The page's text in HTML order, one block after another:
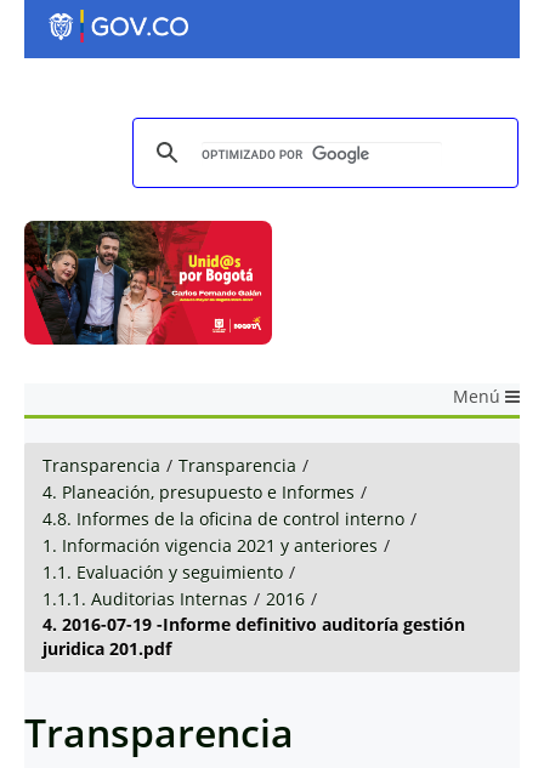
Menú
Transparencia / Transparencia /
4. Planeación, presupuesto e Informes /
4.8. Informes de la oficina de control interno /
1. Información vigencia 2021 y anteriores /
1.1. Evaluación y seguimiento /
1.1.1. Auditorias Internas / 2016 /
4. 2016-07-19 -Informe definitivo auditoría gestión
juridica 201.pdf
Transparencia